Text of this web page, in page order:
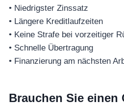
• Niedrigster Zinssatz
• Längere Kreditlaufzeiten
• Keine Strafe bei vorzeitiger
• Schnelle Übertragung
• Finanzierung am nächsten
Brauchen Sie einen